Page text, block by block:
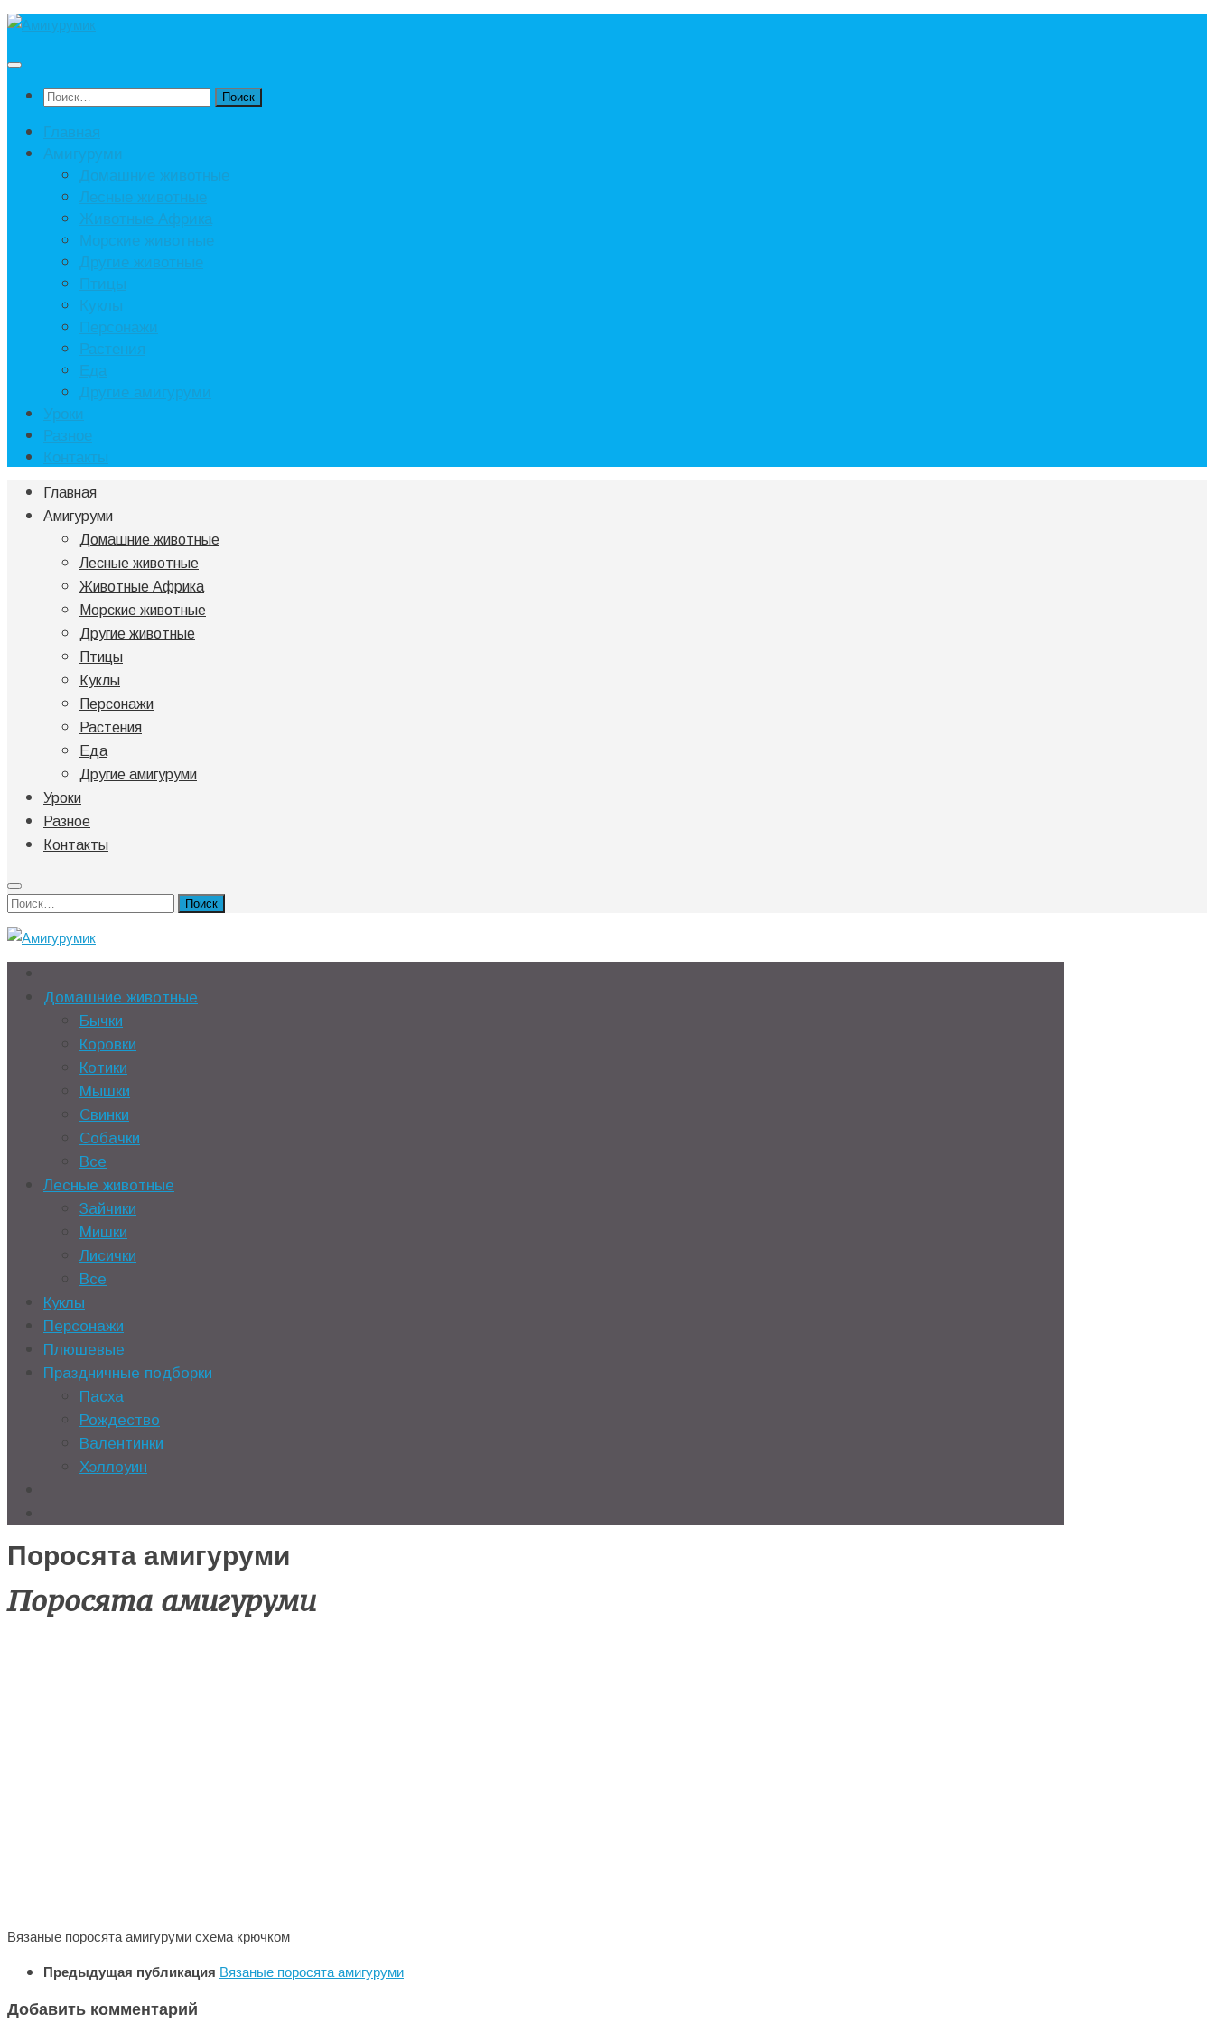
Под
Найти:
Главная
Амигуруми
Домашние животные
Лесные животные
Животные Африка
Морские животные
Другие животные
Птицы
Куклы
Персонажи
Растения
Еда
Другие амигуруми
Уроки
Разное
Контакты
Главная
Амигуруми
Домашние животные
Лесные животные
Животные Африка
Морские животные
Другие животные
Птицы
Куклы
Персонажи
Растения
Еда
Другие амигуруми
Уроки
Разное
Контакты
Найти:
Домашние животные
Бычки
Коровки
Котики
Мышки
Свинки
Собачки
Все
Лесные животные
Зайчики
Мишки
Лисички
Все
Куклы
Персонажи
Плюшевые
Праздничные подборки
Пасха
Рождество
Валентинки
Хэллоуин
Поросята амигуруми
Поросята амигуруми
Вязаные поросята амигуруми схема крючком
Предыдущая публикация Вязаные поросята амигуруми
Добавить комментарий